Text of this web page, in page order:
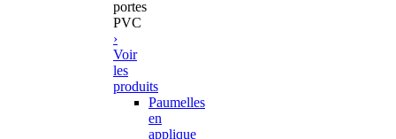
portes
PVC
›
Voir
les
produits
Paumelles
en
applique